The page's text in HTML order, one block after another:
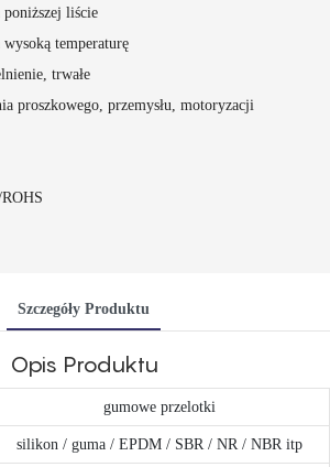
poniższej liście
wysoką temperaturę
trwałe
proszkowego, przemysłu, motoryzacji
Szczegóły Produktu
Opis Produktu
gumowe przelotki
silikon / guma / EPDM / SBR / NR / NBR itp